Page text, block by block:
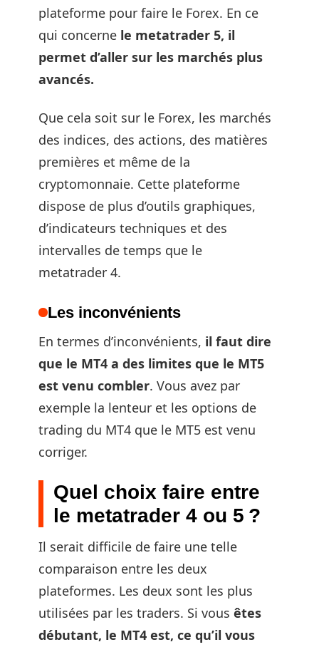
plateforme pour faire le Forex. En ce
qui concerne le metatrader 5, il
permet d’aller sur les marchés plus
avancés.
Que cela soit sur le Forex, les marchés
des indices, des actions, des matières
premières et même de la
cryptomonnaie. Cette plateforme
dispose de plus d’outils graphiques,
d’indicateurs techniques et des
intervalles de temps que le
metatrader 4.
Les inconvénients
En termes d’inconvénients, il faut dire
que le MT4 a des limites que le MT5
est venu combler. Vous avez par
exemple la lenteur et les options de
trading du MT4 que le MT5 est venu
corriger.
Quel choix faire entre
le metatrader 4 ou 5 ?
Il serait difficile de faire une telle
comparaison entre les deux
plateformes. Les deux sont les plus
utilisées par les traders. Si vous êtes
débutant, le MT4 est, ce qu’il vous